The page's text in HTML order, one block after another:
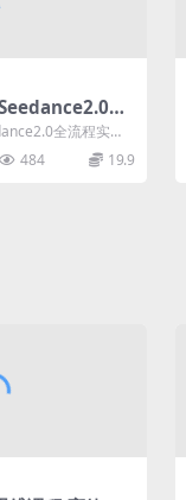
全
1完成高质量
全流程实
漫剧创...
484 19.9